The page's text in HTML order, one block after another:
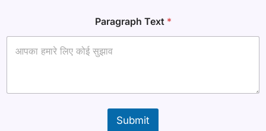
मे
ल
Paragraph Text *
Submit